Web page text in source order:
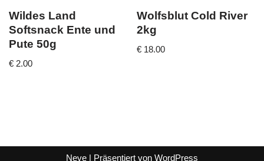
Wildes Land
Softsnack Ente und
Pute 50g
€ 2.00
Wolfsblut Cold River
2kg
€ 18.00
Neve | Präsentiert von WordPress